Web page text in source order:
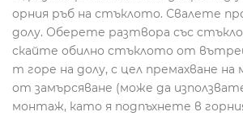
орния ръб на стъклото. Свалете
долу. Оберете разтвора със
скайте обилно стъклото от
т горе на долу, с цел премахване
от замърсяване (може да
монтаж, като я подпъхнете в